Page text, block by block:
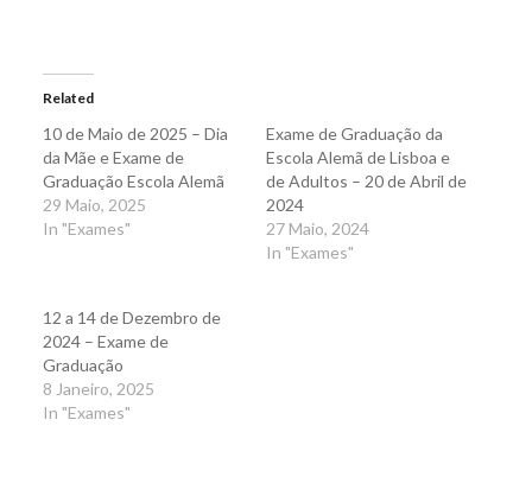
Related
10 de Maio de 2025 – Dia
da Mãe e Exame de
Graduação Escola Alemã
29 Maio, 2025
In "Exames"
Exame de Graduação da
Escola Alemã de Lisboa e
de Adultos – 20 de Abril de
2024
27 Maio, 2024
In "Exames"
12 a 14 de Dezembro de
2024 – Exame de
Graduação
8 Janeiro, 2025
In "Exames"